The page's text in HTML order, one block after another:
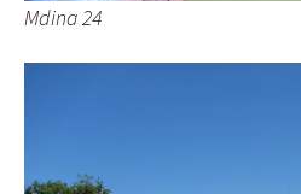
Mdina 24